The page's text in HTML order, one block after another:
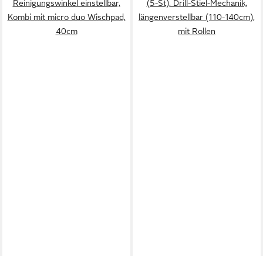
Reinigungswinkel einstellbar,
Kombi mit micro duo Wischpad,
40cm
(5-St), Drill-Stiel-Mechanik,
längenverstellbar (110-140cm),
mit Rollen